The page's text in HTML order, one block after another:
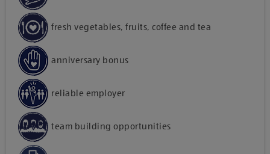
fresh vegetables, fruits, coffee and tea
anniversary bonus
reliable employer
team building opportunities